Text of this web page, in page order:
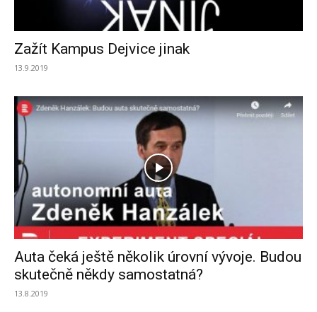
Zažít Kampus Dejvice jinak
13.9.2019
Auta čeká ještě několik úrovní vývoje. Budou
skutečně někdy samostatná?
13.8.2019